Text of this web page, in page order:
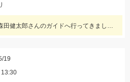
ハイドアップスタッフ森田健太郎さんのガイドへ行ってきました。ショットワッキーを使用して釣りました。
19